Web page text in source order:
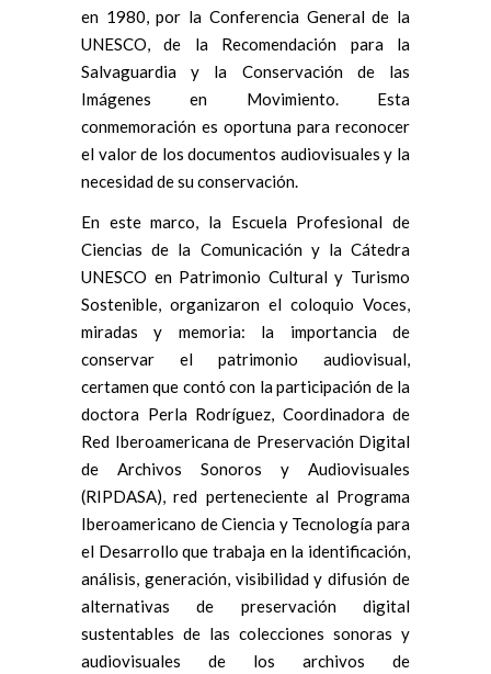
en 1980, por la Conferencia General de la
UNESCO, de la Recomendación para la
Salvaguardia y la Conservación de las
Imágenes en Movimiento. Esta
conmemoración es oportuna para reconocer
el valor de los documentos audiovisuales y la
necesidad de su conservación.
En este marco, la Escuela Profesional de
Ciencias de la Comunicación y la Cátedra
UNESCO en Patrimonio Cultural y Turismo
Sostenible, organizaron el coloquio Voces,
miradas y memoria: la importancia de
conservar el patrimonio audiovisual,
certamen que contó con la participación de la
doctora Perla Rodríguez, Coordinadora de
Red Iberoamericana de Preservación Digital
de Archivos Sonoros y Audiovisuales
(RIPDASA), red perteneciente al Programa
Iberoamericano de Ciencia y Tecnología para
el Desarrollo que trabaja en la identificación,
análisis, generación, visibilidad y difusión de
alternativas de preservación digital
sustentables de las colecciones sonoras y
audiovisuales de los archivos de